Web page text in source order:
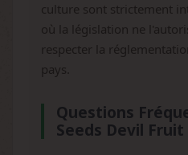
culture sont strictement
où la législation ne
respecter la
pays.
Questions
Seeds Devil